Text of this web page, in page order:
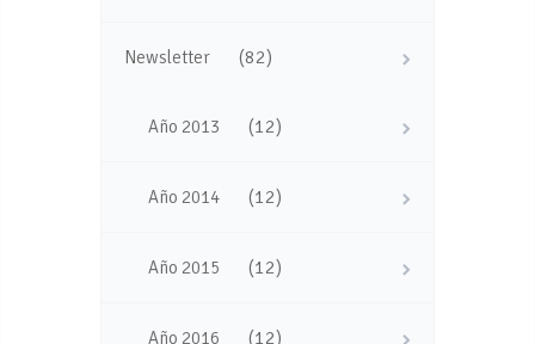
Newsletter (82)
Año 2013 (12)
Año 2014 (12)
Año 2015 (12)
Año 2016 (12)